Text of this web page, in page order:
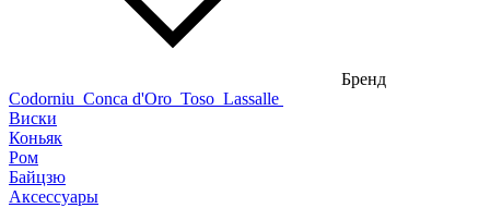
Бренд
Codorniu Conca d'Oro Toso Lassalle
Виски
Коньяк
Ром
Байцзю
Аксессуары